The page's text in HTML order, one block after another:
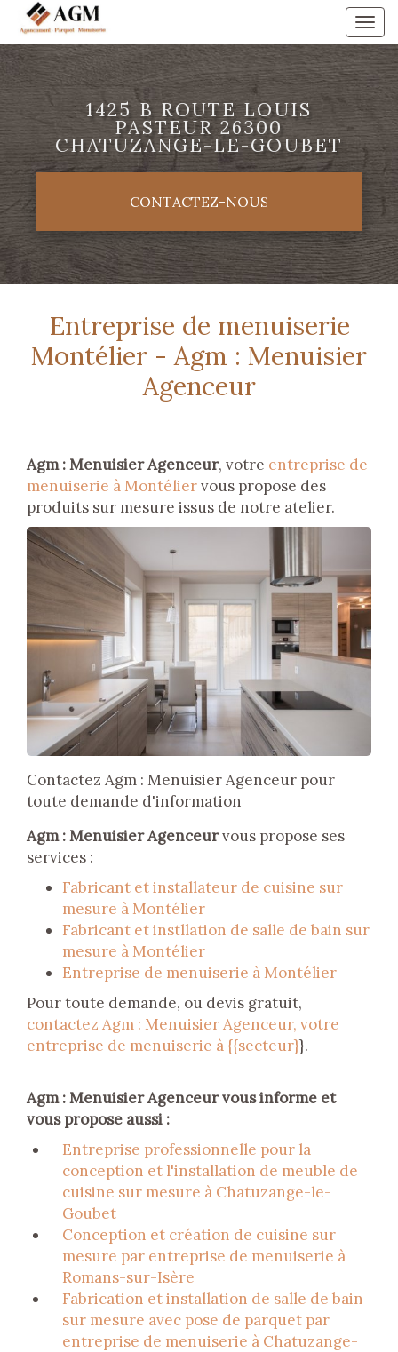
Aller
contenu
principal
1425 B ROUTE LOUIS
PASTEUR 26300
CHATUZANGE-LE-GOUBET
CONTACTEZ-NOUS
Entreprise de menuiserie
Montélier - Agm : Menuisier
Agenceur
Agm : Menuisier Agenceur, votre entreprise de
menuiserie à Montéliervous propose des
produits sur mesure issus de notre atelier.
Contactez Agm : Menuisier Agenceur pour
toute demande d'information
Agm : Menuisier Agenceurvous propose ses
services :
Fabricant et installateur de cuisine sur
mesure à Montélier
Fabricant et instllation de salle de bain sur
mesure à Montélier
Entreprise de menuiserie à Montélier
Pour toute demande, ou devis gratuit,
contactez Agm : Menuisier Agenceur, votre
entreprise de menuiserie à {{secteur}}.
Agm : Menuisier Agenceur vous informe et
vous propose aussi :
Entreprise professionnelle pour la
conception et l'installation de meuble de
cuisine sur mesure à Chatuzange-le-
Goubet
Conception et création de cuisine sur
mesure par entreprise de menuiserie à
Romans-sur-Isère
Fabrication et installation de salle de bain
sur mesure avec pose de parquet par
entreprise de menuiserie à Chatuzange-